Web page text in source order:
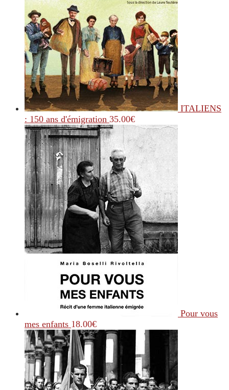
ITALIENS
: 150 ans d'émigration 35.00€
Pour vous
mes enfants 18.00€